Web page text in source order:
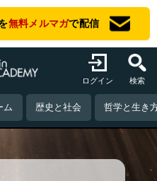
無料メルマガで配信
ログイン 検索
ム 歴史と社会 哲学と生き